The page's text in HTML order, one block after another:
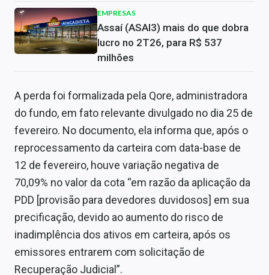
EMPRESAS
Assaí (ASAI3) mais do que dobra
lucro no 2T26, para R$ 537
milhões
A perda foi formalizada pela Qore, administradora
do fundo, em fato relevante divulgado no dia 25 de
fevereiro. No documento, ela informa que, após o
reprocessamento da carteira com data-base de
12 de fevereiro, houve variação negativa de
70,09% no valor da cota “em razão da aplicação da
PDD [provisão para devedores duvidosos] em sua
precificação, devido ao aumento do risco de
inadimplência dos ativos em carteira, após os
emissores entrarem com solicitação de
Recuperação Judicial”.